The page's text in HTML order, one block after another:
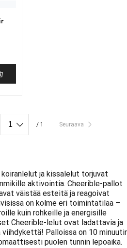
/ 1 Seuraava
ja kissalelut torjuvat
aktivointia. Cheerible-pallot
väistää esteitä ja reagoivat
on kolme eri toimintatilaa –
kuin rohkeille ja energisille
Cheerible-lelut ovat ladattavia ja
Palloissa on 10
puolen tunnin lepoaika.